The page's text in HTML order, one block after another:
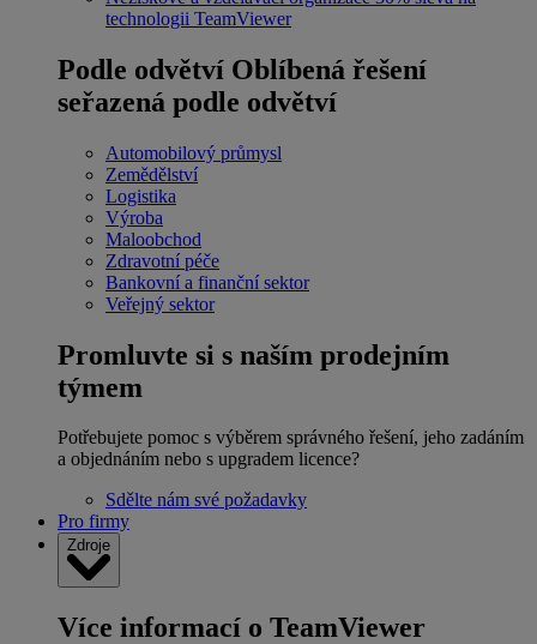
technologii TeamViewer
Podle odvětví Oblíbená řešení
seřazená podle odvětví
Automobilový průmysl
Zemědělství
Logistika
Výroba
Maloobchod
Zdravotní péče
Bankovní a finanční sektor
Veřejný sektor
Promluvte si s naším prodejním
týmem
Potřebujete pomoc s výběrem správného řešení, jeho zadáním
a objednáním nebo s upgradem licence?
Sdělte nám své požadavky
Pro firmy
Zdroje
Více informací o TeamViewer